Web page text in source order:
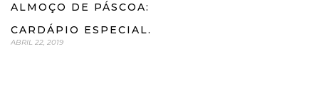
ALMOÇO DE PÁSCOA:
CARDÁPIO ESPECIAL.
ABRIL 22, 2019